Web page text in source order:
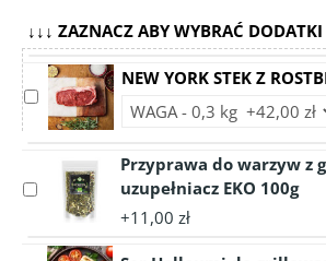
↓↓↓ ZAZNACZ ABY WYBRAĆ DODATKI
Select
accessory
YORK
STEK
NEW YORK STEK Z
Choose
NEW
YORK
STEK
Select
accessory
Przyprawa do warzyw z
uzupełniacz EKO 100g
+11,00 zł